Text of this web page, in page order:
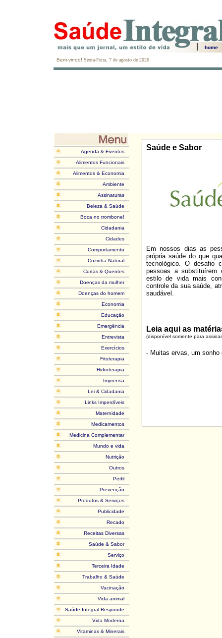
home
Bem-vindo! Sexta-Feira, 7 de agosto de 2026
Agenda & Eventos
Alimentos Funcionais
Alimentos & Economia
Ambiente
Assinaturas
Beleza & Saúde
Boca no trombone!
Cidadania
Cidades
Comportamento
Cozinha Natural
Curtas & Quentes
Doenças da mulher
Doenças do homem
Economia
Educação
Emergência
Entrevista
Exercícios
Fitoterapia
Hidroterapia
Imprensa
Lei & Cidadania
Links Imperdíveis
Maternidade
Medicamentos
Medicina Complementar
Mundo e vida
Nutrição
Outros
Perfil
Prevenção
Produtos & Serviços
Publicidade
Recado
Receitas Diversas
Saúde & Sabor
Serviço
Terceira Idade
Trabalho & Saúde
Vacinação
Vida animal
Saúde Integral Responde
Vida Moderna
Vitaminas & Minerais
Saúde e Sabor
Em nossos dias as
própria saúde do que
tecnológico. O desafio
pessoas a substituírem
estilo de vida mais
controle da sua saúde,
saudável.
Leia aqui as
(disponível somente para
- Muitas ervas, um sonho